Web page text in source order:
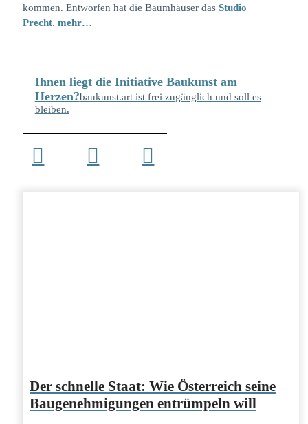
kommen. Entworfen hat die Baumhäuser das Studio
Precht. mehr…
Ihnen liegt die Initiative Baukunst am
Herzen?baukunst.art ist frei zugänglich und soll es
bleiben.
Der schnelle Staat: Wie Österreich seine
Baugenehmigungen entrümpeln will